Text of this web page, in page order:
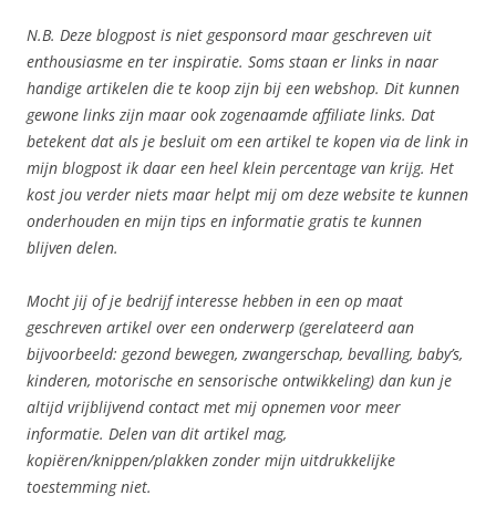
N.B. Deze blogpost is niet gesponsord maar geschreven uit
enthousiasme en ter inspiratie. Soms staan er links in naar
handige artikelen die te koop zijn bij een webshop. Dit kunnen
gewone links zijn maar ook zogenaamde affiliate links. Dat
betekent dat als je besluit om een artikel te kopen via de link in
mijn blogpost ik daar een heel klein percentage van krijg. Het
kost jou verder niets maar helpt mij om deze website te kunnen
onderhouden en mijn tips en informatie gratis te kunnen
blijven delen.
Mocht jij of je bedrijf interesse hebben in een op maat
geschreven artikel over een onderwerp (gerelateerd aan
bijvoorbeeld: gezond bewegen, zwangerschap, bevalling, baby’s,
kinderen, motorische en sensorische ontwikkeling) dan kun je
altijd vrijblijvend contact met mij opnemen voor meer
informatie. Delen van dit artikel mag,
kopiëren/knippen/plakken zonder mijn uitdrukkelijke
toestemming niet.